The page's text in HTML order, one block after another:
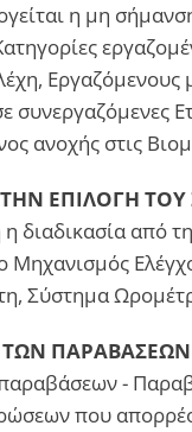
η μη
ανοχής στις
ΕΠΙΛΟΓΗ
διαδικασία από
Μηχανισμός
Σύστημα
ΤΩΝ
-
που